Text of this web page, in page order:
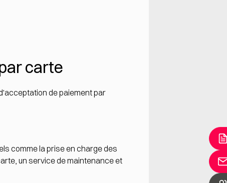
carte
de paiement par
comme la prise en charge des
un service de maintenance et